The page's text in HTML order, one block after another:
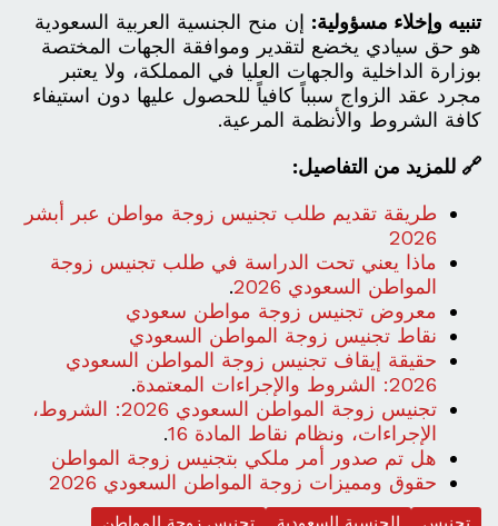
تنبيه وإخلاء مسؤولية: إن منح الجنسية العربية السعودية
هو حق سيادي يخضع لتقدير وموافقة الجهات المختصة
بوزارة الداخلية والجهات العليا في المملكة، ولا يعتبر
مجرد عقد الزواج سبباً كافياً للحصول عليها دون استيفاء
كافة الشروط والأنظمة المرعية.
🔗 للمزيد من التفاصيل:
طريقة تقديم طلب تجنيس زوجة مواطن عبر أبشر
2026
ماذا يعني تحت الدراسة في طلب تجنيس زوجة
المواطن السعودي 2026
.
معروض تجنيس زوجة مواطن سعودي
نقاط تجنيس زوجة المواطن السعودي
حقيقة إيقاف تجنيس زوجة المواطن السعودي
2026: الشروط والإجراءات المعتمدة
.
تجنيس زوجة المواطن السعودي 2026: الشروط،
الإجراءات، ونظام نقاط المادة 16
.
هل تم صدور أمر ملكي بتجنيس زوجة المواطن
حقوق ومميزات زوجة المواطن السعودي 2026